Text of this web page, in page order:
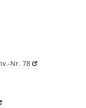
Nr. 78